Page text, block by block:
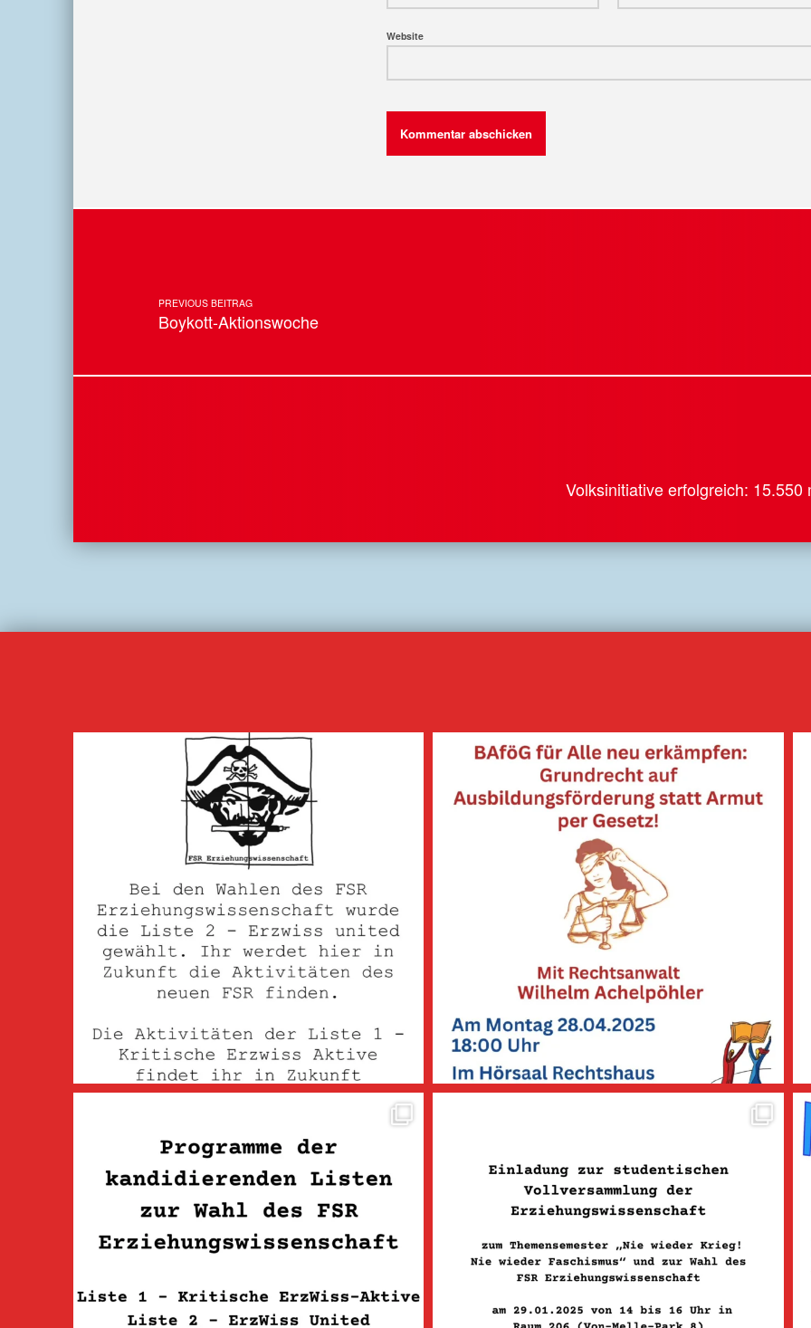
Website
Post navigation
PREVIOUS BEITRAG
Boykott-Aktionswoche
Volksinitiative erfolgreich: 15.550